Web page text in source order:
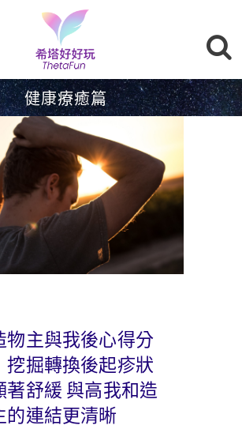
健康療癒篇
物主與我後心得分
挖掘轉換後起疹狀
著舒緩 與高我和造
的連結更清晰